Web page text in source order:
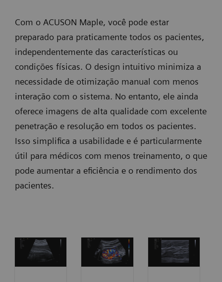
Com o ACUSON Maple, você pode estar
preparado para praticamente todos os pacientes,
independentemente das características ou
condições físicas. O design intuitivo minimiza a
necessidade de otimização manual com menos
interação com o sistema. No entanto, ele ainda
oferece imagens de alta qualidade com excelente
penetração e resolução em todos os pacientes.
Isso simplifica a usabilidade e é particularmente
útil para médicos com menos treinamento, o que
pode aumentar a eficiência e o rendimento dos
pacientes.